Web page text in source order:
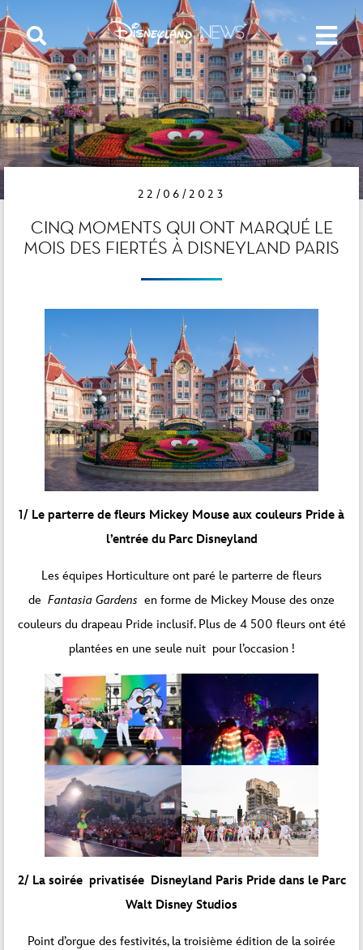
22/06/2023
CINQ MOMENTS QUI ONT MARQUÉ LE
MOIS DES FIERTÉS À DISNEYLAND PARIS
1/ Le parterre de fleurs Mickey Mouse aux couleurs Pride à
l’entrée du Parc Disneyland
Les équipes Horticulture ont paré le parterre de fleurs
de Fantasia Gardens en forme de Mickey Mouse des onze
couleurs du drapeau Pride inclusif. Plus de 4 500 fleurs ont été
plantées en une seule nuit pour l’occasion !
2/ La soirée privatisée Disneyland Paris Pride dans le Parc
Walt Disney Studios
Point d’orgue des festivités, la troisième édition de la soirée